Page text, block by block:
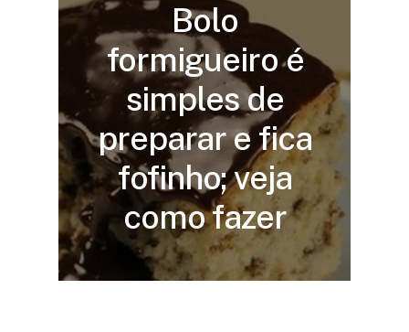
Bolo
formigueiro é
simples de
preparar e fica
fofinho; veja
como fazer